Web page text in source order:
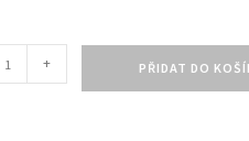
+ PŘIDAT DO